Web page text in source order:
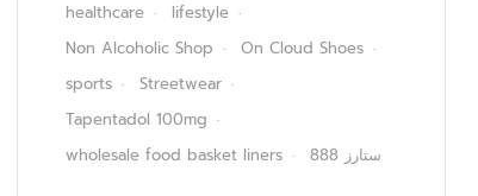
healthcare
lifestyle
Non Alcoholic Shop
On Cloud Shoes
sports
Streetwear
Tapentadol 100mg
wholesale food basket liners
ستارز 888